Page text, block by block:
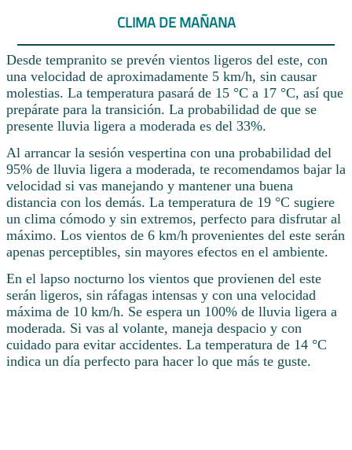
CLIMA DE MAÑANA
Desde tempranito se prevén vientos ligeros del este, con
una velocidad de aproximadamente 5 km/h, sin causar
molestias. La temperatura pasará de 15 °C a 17 °C, así que
prepárate para la transición. La probabilidad de que se
presente lluvia ligera a moderada es del 33%.
Al arrancar la sesión vespertina con una probabilidad del
95% de lluvia ligera a moderada, te recomendamos bajar la
velocidad si vas manejando y mantener una buena
distancia con los demás. La temperatura de 19 °C sugiere
un clima cómodo y sin extremos, perfecto para disfrutar al
máximo. Los vientos de 6 km/h provenientes del este serán
apenas perceptibles, sin mayores efectos en el ambiente.
En el lapso nocturno los vientos que provienen del este
serán ligeros, sin ráfagas intensas y con una velocidad
máxima de 10 km/h. Se espera un 100% de lluvia ligera a
moderada. Si vas al volante, maneja despacio y con
cuidado para evitar accidentes. La temperatura de 14 °C
indica un día perfecto para hacer lo que más te guste.